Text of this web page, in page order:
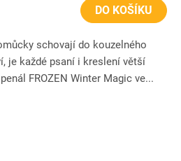
DO KOŠÍKU
schovají do kouzelného
je každé psaní i kreslení větší
FROZEN Winter Magic ve...